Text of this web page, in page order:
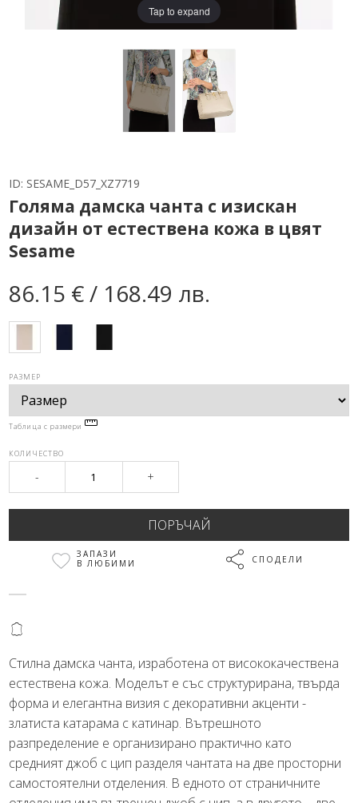
Tap to expand
ID: SESAME_D57_XZ7719
Голяма дамска чанта с изискан
дизайн от естествена кожа в цвят
Sesame
86.15 € / 168.49 лв.
РАЗМЕР
Таблица с размери
КОЛИЧЕСТВО
- +
ЗАПАЗИ
В ЛЮБИМИ
СПОДЕЛИ
@
Стилна дамска чанта, изработена от висококачествена
естествена кожа. Моделът е със структурирана, твърда
форма и елегантна визия с декоративни акценти -
златиста катарама с катинар. Вътрешното
разпределение е организирано практично като
средният джоб с цип разделя чантата на две просторни
самостоятелни отделения. В едното от страничните